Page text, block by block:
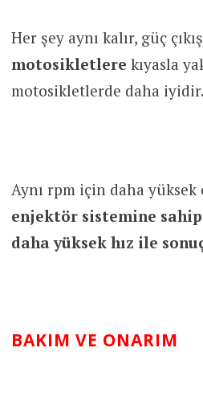
Her şey aynı kalır, güç
motosikletlere kıyasla
motosikletlerde daha iyidir.
Aynı rpm için daha yüksek
enjektör sistemine
daha yüksek hız ile
BAKIM VE ONARIM